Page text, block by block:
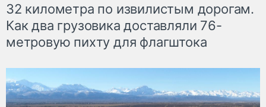
32 километра по извилистым дорогам.
Как два грузовика доставляли 76-
метровую пихту для флагштока